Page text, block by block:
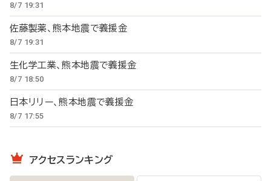
8/7 19:31
佐藤製薬、熊本地震で義援金
8/7 19:31
生化学工業、熊本地震で義援金
8/7 18:50
日本リリー、熊本地震で義援金
8/7 17:55
アクセスランキング